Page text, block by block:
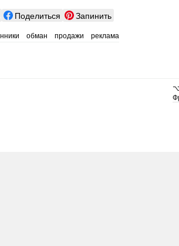
Поделиться Запинить
обман продажи реклама